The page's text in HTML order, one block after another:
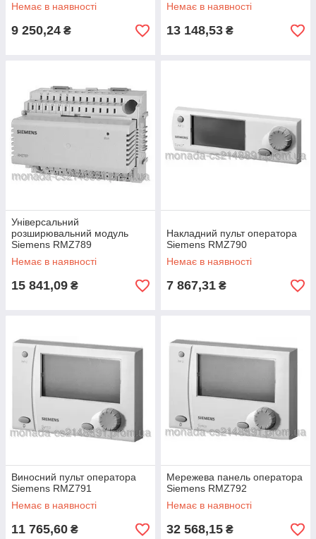
Немає в наявності
9 250,24 ₴
Немає в наявності
13 148,53 ₴
Універсальний
розширювальний модуль
Siemens RMZ789
Немає в наявності
15 841,09 ₴
Накладний пульт оператора
Siemens RMZ790
Немає в наявності
7 867,31 ₴
Виносний пульт оператора
Siemens RMZ791
Немає в наявності
11 765,60 ₴
Мережева панель оператора
Siemens RMZ792
Немає в наявності
32 568,15 ₴